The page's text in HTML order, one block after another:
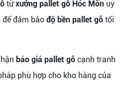
từxưởng pallet gỗ Hóc Môn uy
đảm bảo độ bền pallet gỗ tối
báo giá pallet gỗ cạnh tranh
phù hợp cho kho hàng của